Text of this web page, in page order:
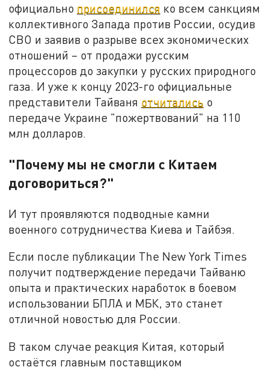
официально присоединился ко всем санкциям
коллективного Запада против России, осудив
СВО и заявив о разрыве всех экономических
отношений – от продажи русским
процессоров до закупки у русских природного
газа. И уже к концу 2023-го официальные
представители Тайваня отчитались о
передаче Украине "пожертвований" на 110
млн долларов.
"Почему мы не смогли с Китаем
договориться?"
И тут проявляются подводные камни
военного сотрудничества Киева и Тайбэя.
Если после публикации The New York Times
получит подтверждение передачи Тайваню
опыта и практических наработок в боевом
использовании БПЛА и МБК, это станет
отличной новостью для России.
В таком случае реакция Китая, который
остаётся главным поставщиком